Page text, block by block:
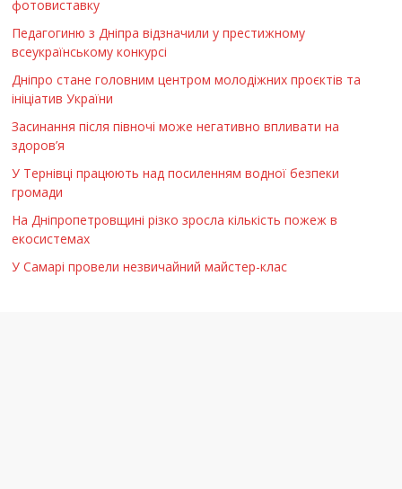
фотовиставку
Педагогиню з Дніпра відзначили у престижному
всеукраїнському конкурсі
Дніпро стане головним центром молодіжних проєктів та
ініціатив України
Засинання після півночі може негативно впливати на
здоров’я
У Тернівці працюють над посиленням водної безпеки
громади
На Дніпропетровщині різко зросла кількість пожеж в
екосистемах
У Самарі провели незвичайний майстер-клас